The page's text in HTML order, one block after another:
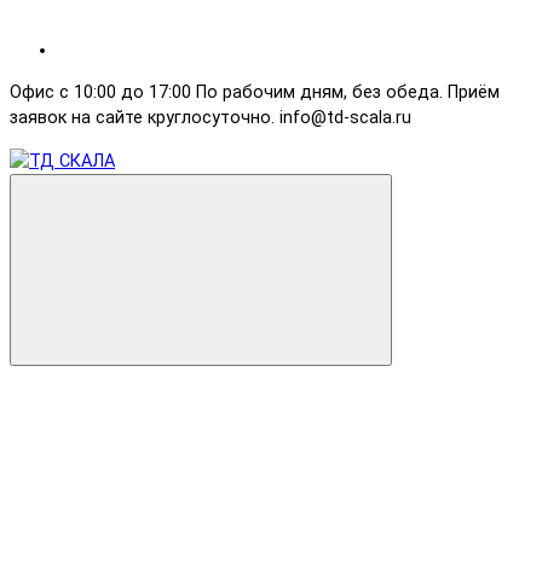
Офис с 10:00 до 17:00 По рабочим дням, без обеда. Приём
заявок на сайте круглосуточно. info@td-scala.ru